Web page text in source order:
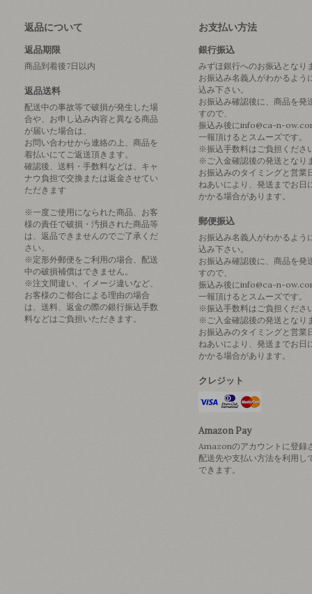
返品について
返品期限
商品到着後7日以内
返品送料
配送中の事故等で破損が発生した場
合や、お申し込み内容と異なる商品
が届いた場合は、
お問い合わせから連絡の上、商品を
着払いにてご返送頂きます。
確認後、送料・手数料などは、キャ
ナウ負担で交換または返金させてい
ただきます
※一度ご使用になられた商品、お客
様の責任で破損・汚損された商品等
は、返品できませんのでご了承くだ
さい。
※定形外郵便をご利用の場合、配送
中の破損補償はできません。
※注文間違い、イメージ違いなど、
お客様のご都合による理由の場合
は、送料、返金の際の銀行振込手数
料などはご負担いただきます。
お支払い方法
銀行振込
みずほ銀行へのお振込となり
お振込み名義人がわかるよう
込み下さい。
お振込み確認後に、商品を発
すので、
振込み後にinfo@ca-n-
一報頂けるとスムーズです。
※振込手数料はご負担くださ
※ご入金確認後の発送となり
お振込みのタイミングと営業
ねあいにより、発送までお日
かかる場合があります。
郵便振込
お振込み名義人がわかるよう
込み下さい。
お振込み確認後に、商品を発
すので、
振込み後にinfo@ca-n-
一報頂けるとスムーズです。
※振込手数料はご負担くださ
※ご入金確認後の発送となり
お振込みのタイミングと営業
ねあいにより、発送までお日
かかる場合があります。
クレジット
Amazon Pay
Amazonのアカウントに登録
配送先や支払い方法を利用し
できます。